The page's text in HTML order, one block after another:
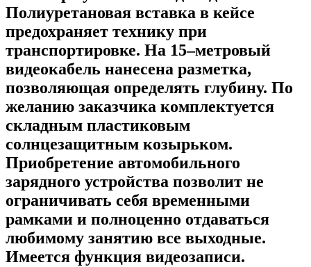
Полиуретановая вставка в кейсе
предохраняет технику при
транспортировке. На 15–метровый
видеокабель нанесена разметка,
позволяющая определять глубину. По
желанию заказчика комплектуется
складным пластиковым
солнцезащитным козырьком.
Приобретение автомобильного
зарядного устройства позволит не
ограничивать себя временными
рамками и полноценно отдаваться
любимому занятию все выходные.
Имеется функция видеозаписи.